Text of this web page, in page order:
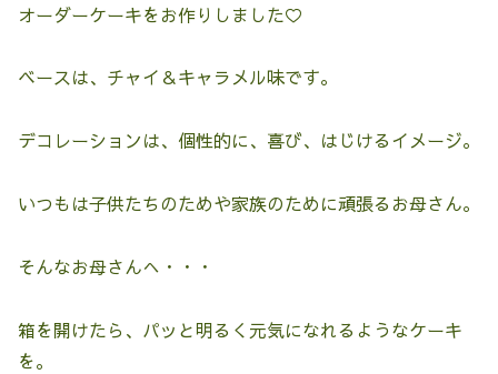
オーダーケーキをお作りしました♡
ベースは、チャイ＆キャラメル味です。
デコレーションは、個性的に、喜び、はじけるイメージ。
いつもは子供たちのためや家族のために頑張るお母さん。
そんなお母さんへ・・・
箱を開けたら、パッと明るく元気になれるようなケーキ
を。